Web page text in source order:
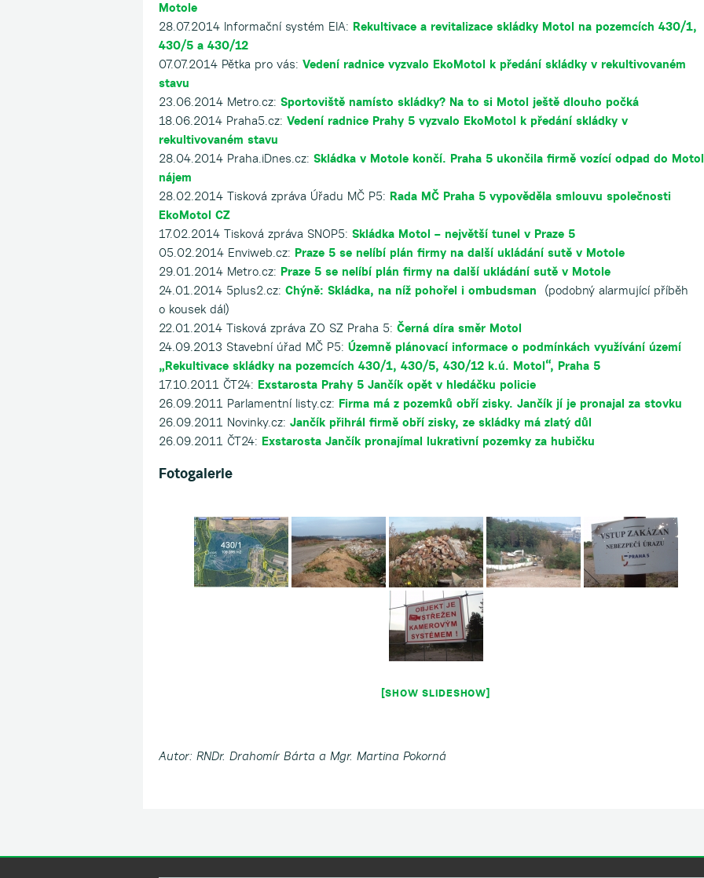
Motole
28.07.2014 Informační systém EIA: Rekultivace a revitalizace skládky Motol na pozemcích 430/1,
430/5 a 430/12
07.07.2014 Pětka pro vás: Vedení radnice vyzvalo EkoMotol k předání skládky v rekultivovaném
stavu
23.06.2014 Metro.cz: Sportoviště namísto skládky? Na to si Motol ještě dlouho počká
18.06.2014 Praha5.cz: Vedení radnice Prahy 5 vyzvalo EkoMotol k předání skládky v
rekultivovaném stavu
28.04.2014 Praha.iDnes.cz: Skládka v Motole končí. Praha 5 ukončila firmě vozící odpad do
nájem
28.02.2014 Tisková zpráva Úřadu MČ P5: Rada MČ Praha 5 vypověděla smlouvu společnosti
EkoMotol CZ
17.02.2014 Tisková zpráva SNOP5: Skládka Motol – největší tunel v Praze 5
05.02.2014 Enviweb.cz: Praze 5 se nelíbí plán firmy na další ukládání sutě v Motole
29.01.2014 Metro.cz: Praze 5 se nelíbí plán firmy na další ukládání sutě v Motole
24.01.2014 5plus2.cz: Chýně: Skládka, na níž pohořel i ombudsman (podobný alarmující příběh
o kousek dál)
22.01.2014 Tisková zpráva ZO SZ Praha 5: Černá díra směr Motol
24.09.2013 Stavební úřad MČ P5: Územně plánovací informace o podmínkách využívání území
„Rekultivace skládky na pozemcích 430/1, 430/5, 430/12 k.ú. Motol“, Praha 5
17.10.2011 ČT24: Exstarosta Prahy 5 Jančík opět v hledáčku policie
26.09.2011 Parlamentní listy.cz: Firma má z pozemků obří zisky. Jančík jí je pronajal za stovku
26.09.2011 Novinky.cz: Jančík přihrál firmě obří zisky, ze skládky má zlatý důl
26.09.2011 ČT24: Exstarosta Jančík pronajímal lukrativní pozemky za hubičku
Fotogalerie
[SHOW SLIDESHOW]
Autor: RNDr. Drahomír Bárta a Mgr. Martina Pokorná